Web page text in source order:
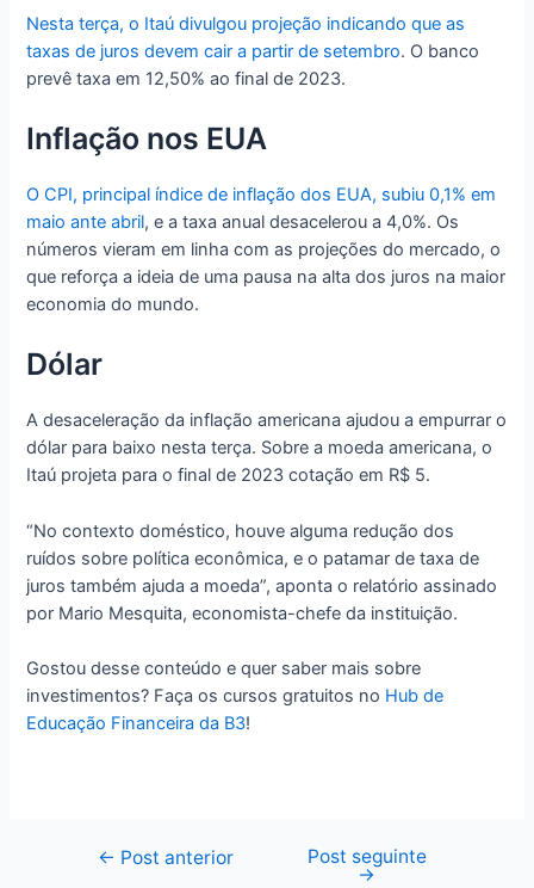
Nesta terça, o Itaú divulgou projeção indicando que as
taxas de juros devem cair a partir de setembro. O banco
prevê taxa em 12,50% ao final de 2023.
Inflação nos EUA
O CPI, principal índice de inflação dos EUA, subiu 0,1% em
maio ante abril, e a taxa anual desacelerou a 4,0%. Os
números vieram em linha com as projeções do mercado, o
que reforça a ideia de uma pausa na alta dos juros na maior
economia do mundo.
Dólar
A desaceleração da inflação americana ajudou a empurrar o
dólar para baixo nesta terça. Sobre a moeda americana, o
Itaú projeta para o final de 2023 cotação em R$ 5.
“No contexto doméstico, houve alguma redução dos
ruídos sobre política econômica, e o patamar de taxa de
juros também ajuda a moeda”, aponta o relatório assinado
por Mario Mesquita, economista-chefe da instituição.
Gostou desse conteúdo e quer saber mais sobre
investimentos? Faça os cursos gratuitos no Hub de
Educação Financeira da B3!
Navegação
← Post anterior Post seguinte
→